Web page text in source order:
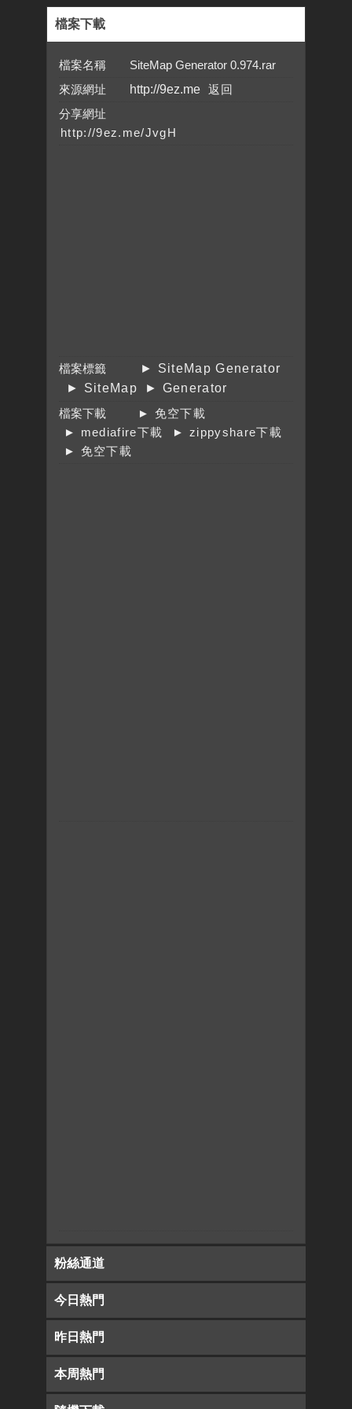
檔案下載
檔案名稱 SiteMap Generator 0.974.rar
來源網址
http://9ez.me
分享網址
檔案標籤
► SiteMap Generator
► SiteMap
► Generator
檔案下載
粉絲通道
今日熱門
昨日熱門
本周熱門